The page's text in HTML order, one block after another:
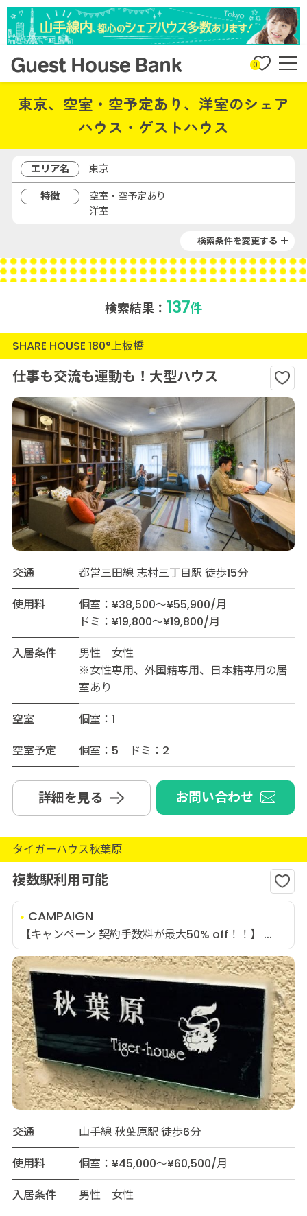
0
東京、空室・空予定あり、洋室のシェア
ハウス・ゲストハウス
エリア名
東京
特徴
空室・空予定あり
洋室
検索条件を変更する
検索結果： 137件
SHARE HOUSE 180°上板橋
仕事も交流も運動も！大型ハウス
交通
都営三田線 志村三丁目駅 徒歩15分
使用料
個室：¥38,500～¥55,900/月
ドミ：¥19,800～¥19,800/月
入居条件
男性 女性
※女性専用、外国籍専用、日本籍専用の居
室あり
空室
個室：1
空室予定
個室：5 ドミ：2
詳細を見る お問い合わせ
タイガーハウス秋葉原
複数駅利用可能
CAMPAIGN
【キャンペーン 契約手数料が最大50% off！！】 ...
交通
山手線 秋葉原駅 徒歩6分
使用料
個室：¥45,000～¥60,500/月
入居条件
男性 女性